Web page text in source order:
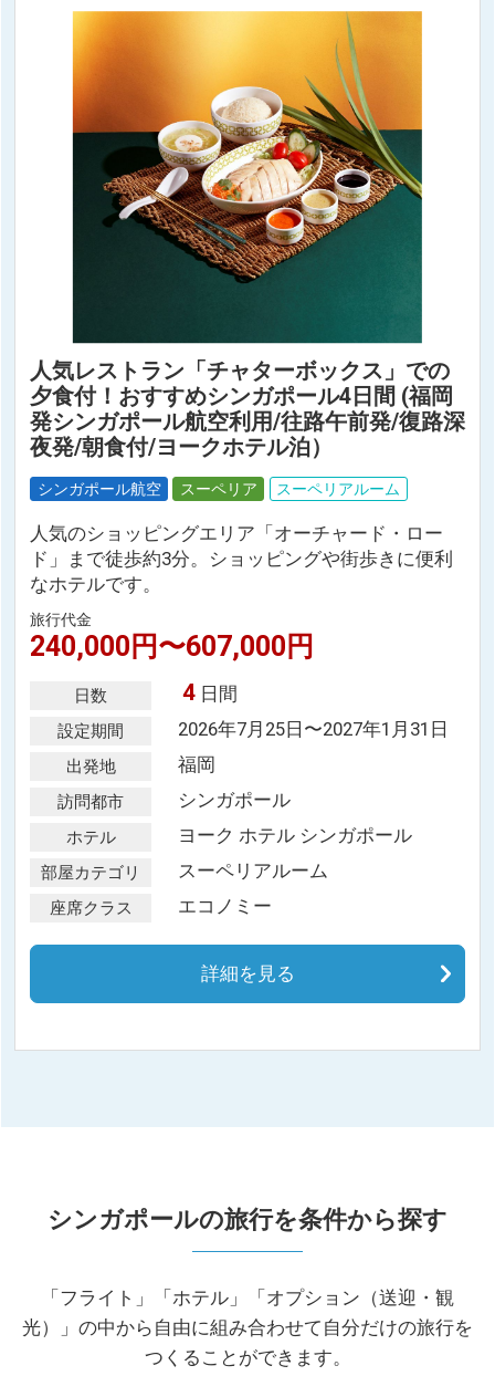
人気レストラン「チャターボックス」での
夕食付！おすすめシンガポール4日間 (福岡
発シンガポール航空利用/往路午前発/復路深
夜発/朝食付/ヨークホテル泊）
シンガポール航空 スーペリア スーペリアルーム
人気のショッピングエリア「オーチャード・ロー
ド」まで徒歩約3分。ショッピングや街歩きに便利
なホテルです。
旅行代金
240,000円〜607,000円
日数 4 日間
設定期間 2026年7月25日〜2027年1月31日
出発地 福岡
訪問都市 シンガポール
ホテル ヨーク ホテル シンガポール
部屋カテゴリ スーペリアルーム
座席クラス エコノミー
詳細を見る
シンガポールの旅行を条件から探す
「フライト」「ホテル」「オプション（送迎・観
光）」の中から自由に組み合わせて自分だけの旅行を
つくることができます。